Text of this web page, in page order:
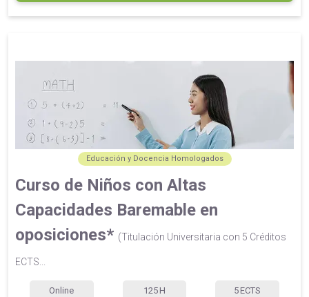
Educación y Docencia Homologados
Curso de Niños con Altas
Capacidades Baremable en
oposiciones* (Titulación Universitaria con 5 Créditos
ECTS...
Online 125 H 5 ECTS